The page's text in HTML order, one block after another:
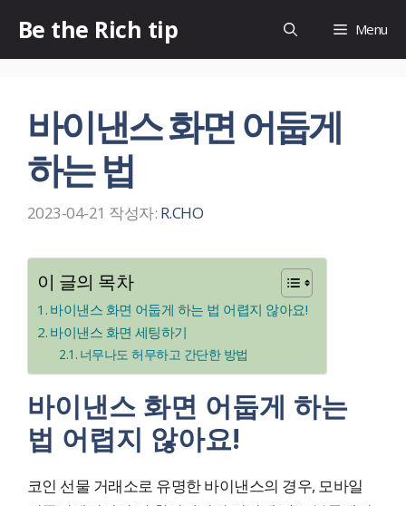
츠
Be the Rich tip Menu
바이낸스 화면 어둡게
하는 법
2023-04-21 작성자: R.CHO
이 글의 목차
바이낸스 화면 어둡게 하는 법 어렵지 않아요!
바이낸스 화면 세팅하기
너무나도 허무하고 간단한 방법
바이낸스 화면 어둡게 하는
법 어렵지 않아요!
코인 선물 거래소로 유명한 바이낸스의 경우, 모바일